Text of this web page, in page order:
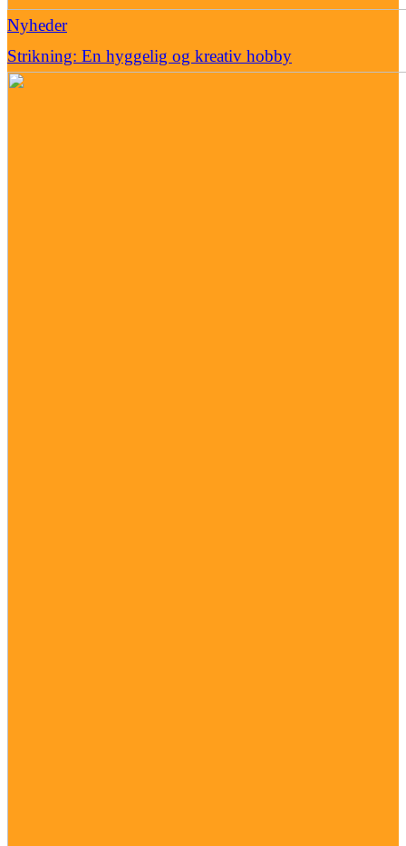
Nyheder
Strikning: En hyggelig og kreativ hobby